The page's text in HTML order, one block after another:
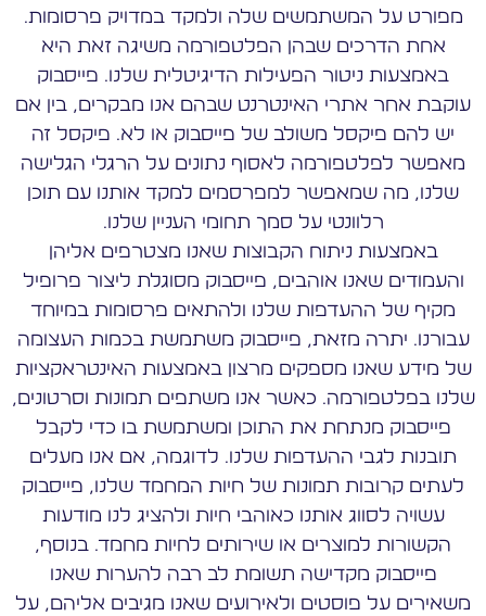
מפורט על המשתמשים שלה ולמקד במדויק פרסומות.
אחת הדרכים שבהן הפלטפורמה משיגה זאת היא
באמצעות ניטור הפעילות הדיגיטלית שלנו. פייסבוק
עוקבת אחר אתרי האינטרנט שבהם אנו מבקרים, בין אם
יש להם פיקסל משולב של פייסבוק או לא. פיקסל זה
מאפשר לפלטפורמה לאסוף נתונים על הרגלי הגלישה
שלנו, מה שמאפשר למפרסמים למקד אותנו עם תוכן
רלוונטי על סמך תחומי העניין שלנו.
באמצעות ניתוח הקבוצות שאנו מצטרפים אליהן
והעמודים שאנו אוהבים, פייסבוק מסוגלת ליצור פרופיל
מקיף של ההעדפות שלנו ולהתאים פרסומות במיוחד
עבורנו. יתרה מזאת, פייסבוק משתמשת בכמות העצומה
של מידע שאנו מספקים מרצון באמצעות האינטראקציות
שלנו בפלטפורמה. כאשר אנו משתפים תמונות וסרטונים,
פייסבוק מנתחת את התוכן ומשתמשת בו כדי לקבל
תובנות לגבי ההעדפות שלנו. לדוגמה, אם אנו מעלים
לעתים קרובות תמונות של חיות המחמד שלנו, פייסבוק
עשויה לסווג אותנו כאוהבי חיות ולהציג לנו מודעות
הקשורות למוצרים או שירותים לחיות מחמד. בנוסף,
פייסבוק מקדישה תשומת לב רבה להערות שאנו
משאירים על פוסטים ולאירועים שאנו מגיבים אליהם, על